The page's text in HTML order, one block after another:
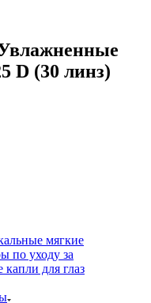
D (30 линз)
мягкие
по уходу за
для глаз